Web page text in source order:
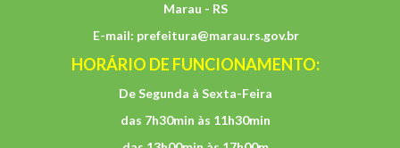
Marau - RS
E-mail: prefeitura@marau.rs.gov.br
HORÁRIO DE FUNCIONAMENTO:
De Segunda à Sexta-Feira
das 7h30min às 11h30min